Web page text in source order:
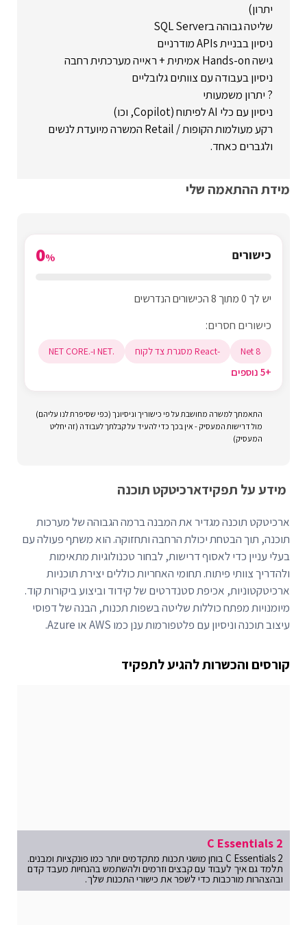
יתרון)
שליטה גבוהה בSQL Server
ניסיון בבניית APIs מודרניים
גישה Hands-on אמיתית + ראייה מערכתית רחבה
ניסיון בעבודה עם צוותים גלובליים
? יתרון משמעותי
ניסיון עם כלי AI לפיתוח (Copilot, וכו)
רקע מעולמות הקופות / Retail המשרה מיועדת לנשים
ולגברים כאחד.
מידת ההתאמה שלי
כישורים 0%
יש לך 0 מתוך 8 הכישורים הנדרשים
כישורים חסרים:
Net 8 -React מסגרת צד לקוח .NET ו-.NET CORE
+5 נוספים
התאמתך למשרה מחושבת על פי כישוריך וניסיונך (כפי שסיפרת לנו עליהם)
מול דרישות המעסיק - אין בכך כדי להעיד על קבלתך לעבודה (זה יחליט
המעסיק)
מידע על תפקידארכיטקט תוכנה
ארכיטקט תוכנה מגדיר את המבנה ברמה הגבוהה של מערכות
תוכנה, תוך הבטחת יכולת הרחבה ותחזוקה. הוא משתף פעולה עם
בעלי עניין כדי לאסוף דרישות, לבחור טכנולוגיות מתאימות
ולהדריך צוותי פיתוח. תחומי האחריות כוללים יצירת תוכניות
ארכיטקטוניות, אכיפת סטנדרטים של קידוד וביצוע ביקורות קוד.
מיומנויות מפתח כוללות שליטה בשפות תכנות, הבנה של דפוסי
עיצוב תוכנה וניסיון עם פלטפורמות ענן כמו AWS או Azure.
קורסים והכשרות להגיע לתפקיד
C Essentials 2
C Essentials 2 בוחן מושגי תכנות מתקדמים יותר כמו פונקציות ומבנים.
תלמד גם איך לעבוד עם קבצים וזרמים ולהשתמש בהנחיות מעבד קדם
ובהצהרות מורכבות כדי לשפר את כישורי התכנות שלך.